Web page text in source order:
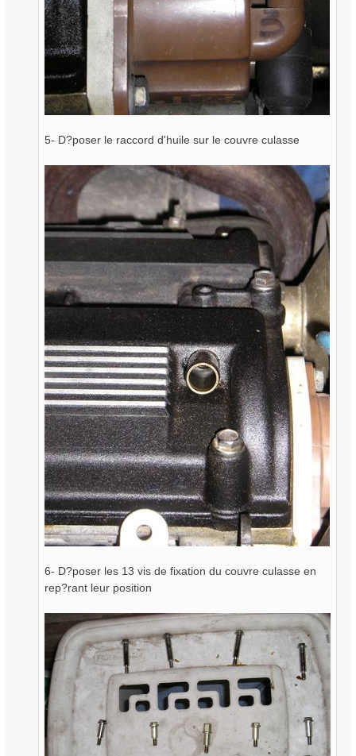
5- D?poser le raccord d'huile sur le couvre culasse
6- D?poser les 13 vis de fixation du couvre culasse en
rep?rant leur position